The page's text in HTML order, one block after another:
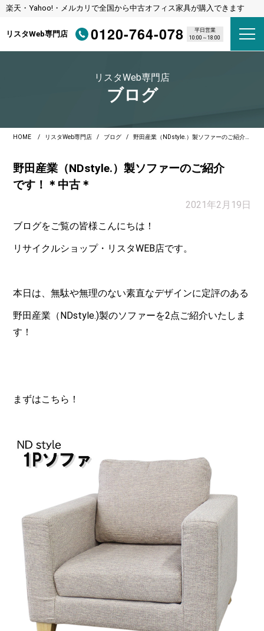
楽天・Yahoo!・メルカリで全国から中古オフィス家具が購入できます
リスタWeb専門店 0120-764-078
平日営業
10:00～18:00
リスタWeb専門店
ブログ
HOME リスタWeb専門店 ブログ 野田産業（NDstyle.）製ソファーのご紹介です！＊中古＊
野田産業（NDstyle.）製ソファーのご紹介
です！＊中古＊
2021年2月19日
ブログをご覧の皆様こんにちは！
リサイクルショップ・リスタWEB店です。
本日は、無駄や無理のない素直なデザインに定評のある
野田産業（NDstyle.)製のソファーを2点ご紹介いたしま
す！
まずはこちら！